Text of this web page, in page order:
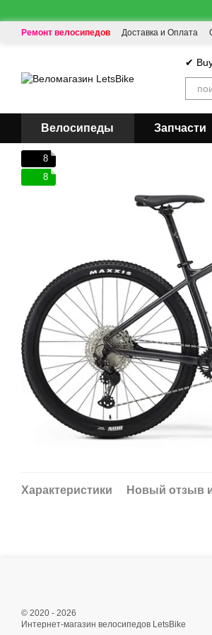
Ремонт велосипедов Доставка и Оплата
✔
Велосипеды Запчасти
8
8
Характеристики Новый отзыв
© 2020 - 2026
Интернет-магазин велосипедов LetsBike